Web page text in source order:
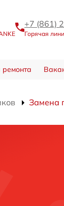
+7 (861)
Горячая
Замена